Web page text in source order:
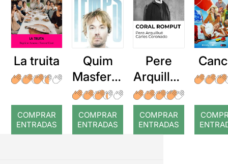
La truita
COMPRAR
ENTRADAS
Quim
Masferre
r: Temps
COMPRAR
ENTRADAS
Pere
Arquillué
: Coral
romput
COMPRAR
ENTRADAS